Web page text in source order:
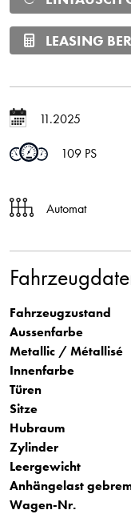
LEASING
11.2025
109 PS
Automat
Fahrzeugzustand
Aussenfarbe
Metallic / Métallisé
Innenfarbe
Türen
Sitze
Hubraum
Zylinder
Leergewicht
Anhängelast
Wagen-Nr.